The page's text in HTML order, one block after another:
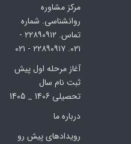
مرکز مشاوره
روانشناسی. شماره
تماس. ۲۲۸۹۰۹۱۲ -
۰۲۱. ۲۲۸۹۰۹۱۷ - ۰۲۱
آغاز مرحله اول پیش
ثبت نام سال
تحصیلی 1406 _ 1405
درباره ما
رویدادهای پیش رو